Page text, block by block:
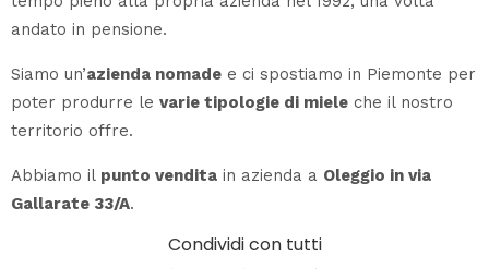
andato in pensione.
Siamo un’azienda nomade e ci spostiamo in Piemonte per
poter produrre le varie tipologie di miele che il nostro
territorio offre.
Abbiamo il punto vendita in azienda a Oleggio in via
Gallarate 33/A.
Condividi con tutti